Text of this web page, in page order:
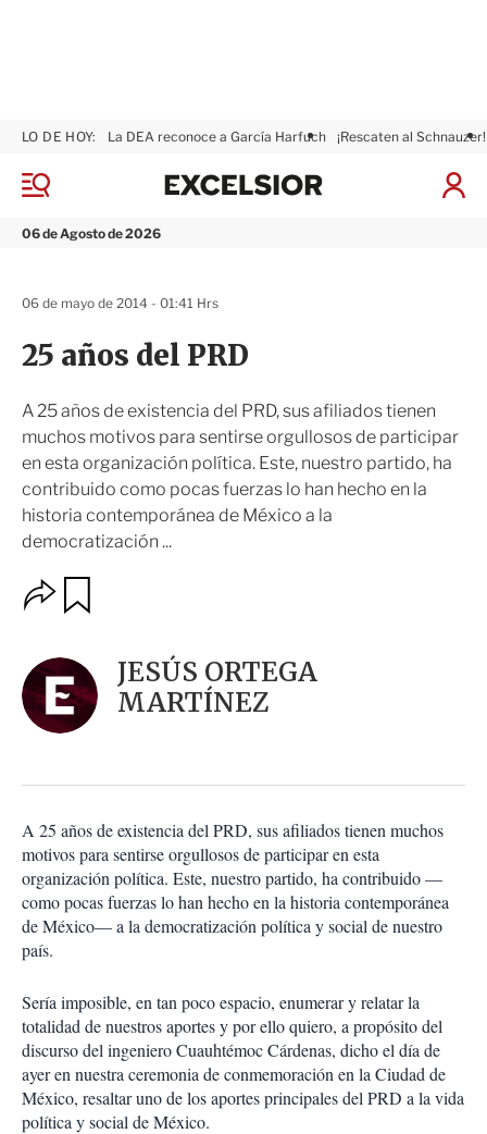
M
n
06 de Agosto de 2026
LO DE HOY: La DEA reconoce a García Harfuch ¡Rescaten al Schnauzer!
I
n
x
25 años del PRD
A 25 años de existencia del PRD, sus afiliados tienen
muchos motivos para sentirse orgullosos de participar
en esta organización política. Este, nuestro partido, ha
contribuido como pocas fuerzas lo han hecho en la
historia contemporánea de México a la
democratización ...
06 de mayo de 2014 - 01:41 Hrs
O
p
n
e
s
c
m
p
a
r
t
i
a
r
JESÚS ORTEGA
MARTÍNEZ
A 25 años de existencia del PRD, sus afiliados tienen muchos
motivos para sentirse orgullosos de participar en esta
organización política. Este, nuestro partido, ha contribuido —
como pocas fuerzas lo han hecho en la historia contemporánea
de México— a la democratización política y social de nuestro
país.
Sería imposible, en tan poco espacio, enumerar y relatar la
totalidad de nuestros aportes y por ello quiero, a propósito del
discurso del ingeniero Cuauhtémoc Cárdenas, dicho el día de
ayer en nuestra ceremonia de conmemoración en la Ciudad de
México, resaltar uno de los aportes principales del PRD a la vida
política y social de México.